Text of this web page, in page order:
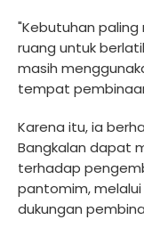
"Kebutuhan
ruang untuk
masih
tempat
Karena itu, ia
Bangkalan dapat
terhadap
pantomim,
dukungan